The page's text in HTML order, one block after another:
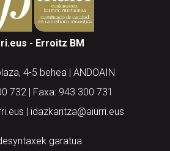
- Erroitz BM
4-5 behea | ANDOAIN
732 | Faxa: 943 300 731
| idazkaritza@aiurri.eus
garatua